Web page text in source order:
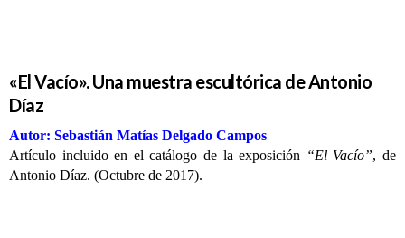
«El Vacío». Una muestra escultórica de Antonio
Díaz
Autor: Sebastián Matías Delgado Campos
Artículo incluido en el catálogo de la exposición “El Vacío”, de
Antonio Díaz. (Octubre de 2017).